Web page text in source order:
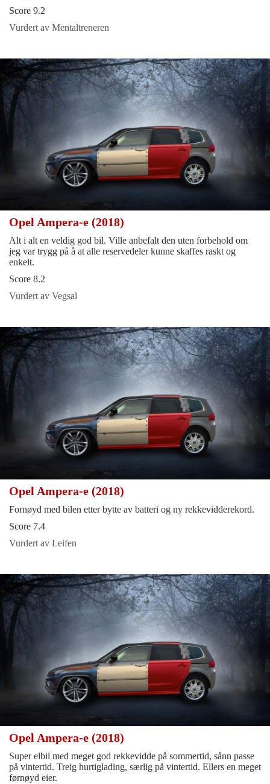
Score 9.2
Vurdert av Mentaltreneren
Opel Ampera-e (2018)
Alt i alt en veldig god bil. Ville anbefalt den uten forbehold om
jeg var trygg på å at alle reservedeler kunne skaffes raskt og
enkelt.
Score 8.2
Vurdert av Vegsal
Opel Ampera-e (2018)
Fornøyd med bilen etter bytte av batteri og ny rekkevidderekord.
Score 7.4
Vurdert av Leifen
Opel Ampera-e (2018)
Super elbil med meget god rekkevidde på sommertid, sånn passe
på vintertid. Treig hurtiglading, særlig på vintertid. Ellers en meget
førnøyd eier.